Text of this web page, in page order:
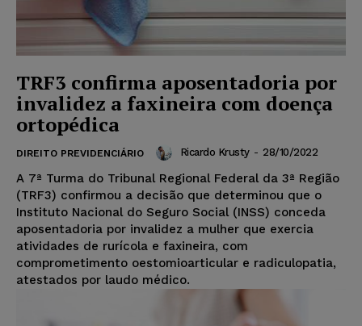
TRF3 confirma aposentadoria por
invalidez a faxineira com doença
ortopédica
DIREITO PREVIDENCIÁRIO Ricardo Krusty - 28/10/2022
A 7ª Turma do Tribunal Regional Federal da 3ª Região
(TRF3) confirmou a decisão que determinou que o
Instituto Nacional do Seguro Social (INSS) conceda
aposentadoria por invalidez a mulher que exercia
atividades de rurícola e faxineira, com
comprometimento oestomioarticular e radiculopatia,
atestados por laudo médico.